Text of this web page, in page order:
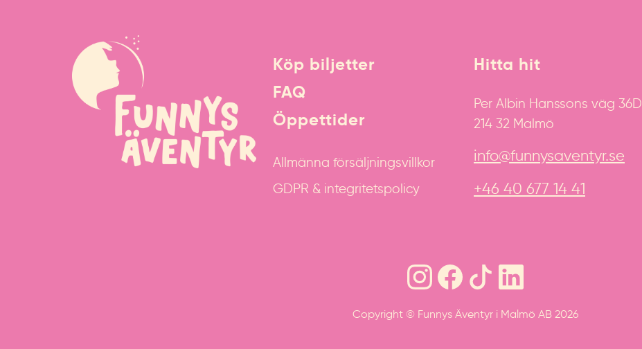
Köp biljetter
FAQ
Öppettider
Allmänna försäljningsvillkor
GDPR & integritetspolicy
Hitta hit
Per Albin Hanssons väg 36D
214 32 Malmö
info@funnysaventyr.se
+46 40 677 14 41
Copyright © Funnys Äventyr i Malmö AB 2026